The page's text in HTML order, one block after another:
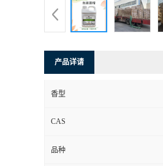
产品详请
香型
CAS
品种